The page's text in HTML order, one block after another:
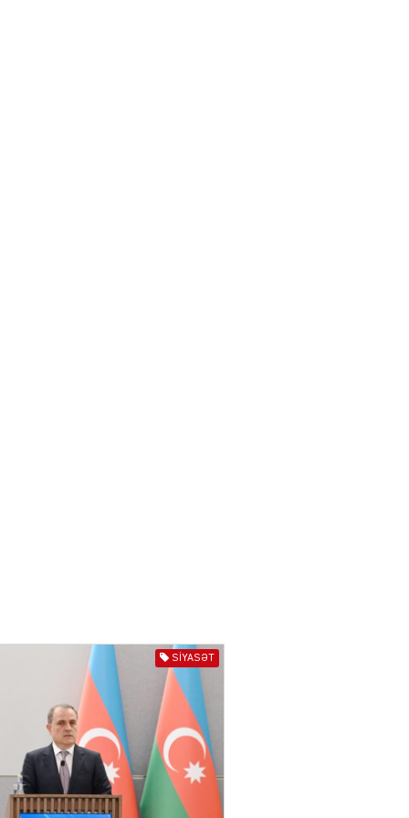
layihəsi ilə bağlı AÇIQLAMA
4396
Müharibə Rusiyanın belini
bükür
04.08.2026 4012
SIYASƏT